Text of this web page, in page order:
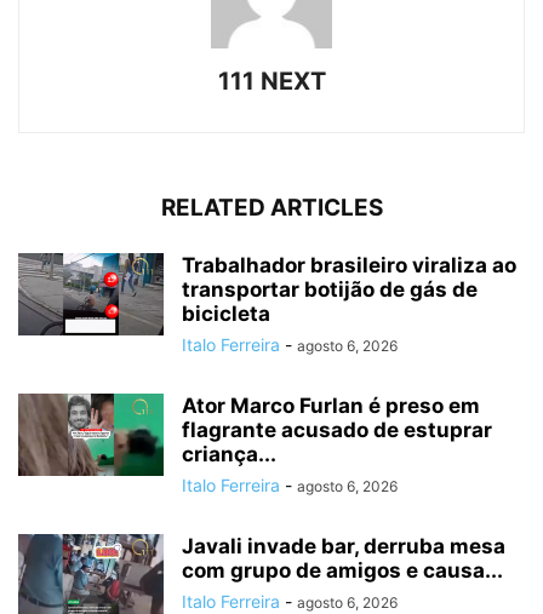
111 NEXT
RELATED ARTICLES
Trabalhador brasileiro viraliza ao
transportar botijão de gás de
bicicleta
Italo Ferreira - agosto 6, 2026
Ator Marco Furlan é preso em
flagrante acusado de estuprar
criança...
Italo Ferreira - agosto 6, 2026
Javali invade bar, derruba mesa
com grupo de amigos e causa...
Italo Ferreira - agosto 6, 2026